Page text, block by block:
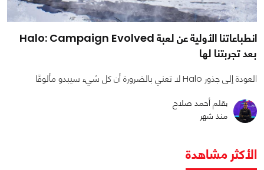
انطباعاتنا الأولية عن لعبة Halo: Campaign Evolved
بعد تجربتنا لها
العودة إلى جذور Halo لا تعني بالضرورة أن كل شيء سيبدو مألوفًا
بقلم أحمد صلاح
منذ شهر
الأكثر مشاهدة